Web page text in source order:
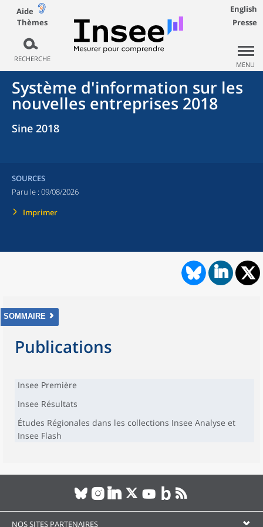
Aide
Thèmes
RECHERCHE
English
Presse
MENU
Système d'information sur les
nouvelles entreprises 2018
Sine 2018
SOURCES
Paru le : 09/08/2026
Imprimer
SOMMAIRE
Publications
Insee Première
Insee Résultats
Études Régionales dans les collections Insee Analyse et
Insee Flash
NOS SITES PARTENAIRES